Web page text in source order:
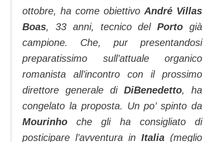
ottobre, ha come obiettivo André Villas
Boas, 33 anni, tecnico delPorto già
campione. Che, pur presentandosi
preparatissimo sull’attuale organico
romanista all’incontro con il prossimo
direttore generale di DiBenedetto, ha
congelato la proposta. Un po’ spinto da
Mourinho che gli ha consigliato di
posticipare l’avventura in Italia (meglio